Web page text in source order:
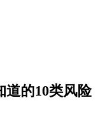
道的10类风险